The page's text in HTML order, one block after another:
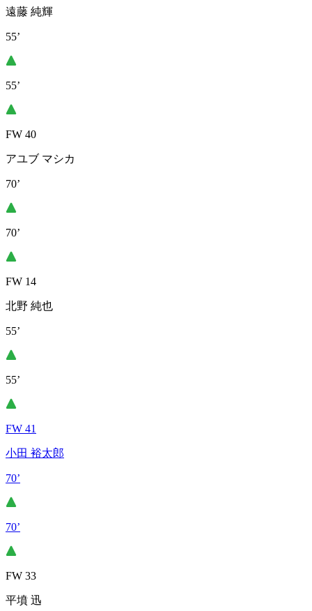
遠藤 純輝
55’
55’
FW 40
アユブ マシカ
70’
70’
FW 14
北野 純也
55’
55’
FW 41
小田 裕太郎
70’
70’
FW 33
平墳 迅